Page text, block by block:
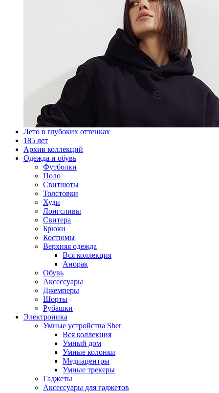
Лето в глубоких оттенках
185 лет
Архив коллекций
Одежда и обувь
Футболки
Поло
Свитшоты
Толстовки
Худи
Лонгсливы
Свитера
Брюки
Костюмы
Верхняя одежда
Вся коллекция
Анорак
Обувь
Аксессуары
Джемперы
Шорты
Рубашки
Электроника
Умные устройства Sber
Вся коллекция
Умный дом
Умные колонки
Медиацентры
Умные трекеры
Гаджеты
Аксессуары для гаджетов